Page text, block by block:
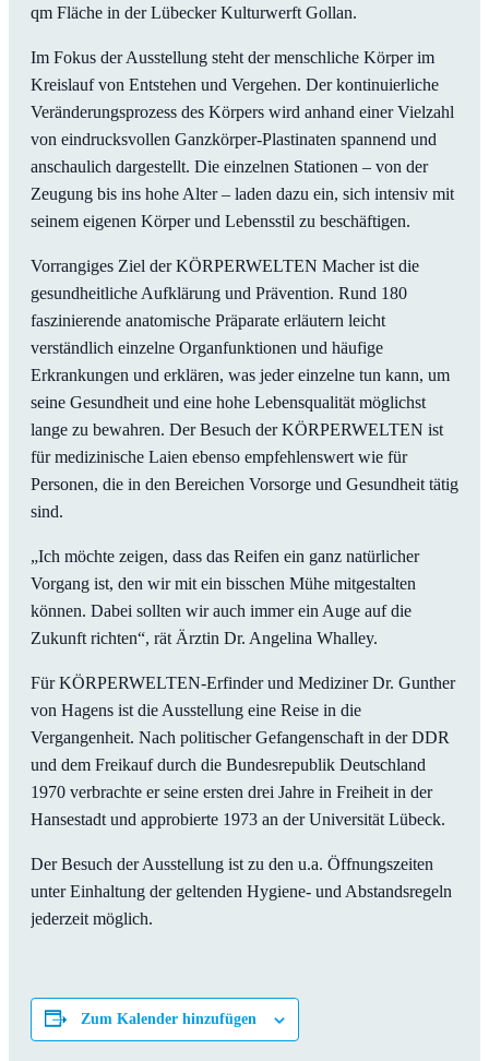
qm Fläche in der Lübecker Kulturwerft Gollan.
Im Fokus der Ausstellung steht der menschliche Körper im
Kreislauf von Entstehen und Vergehen. Der kontinuierliche
Veränderungsprozess des Körpers wird anhand einer Vielzahl
von eindrucksvollen Ganzkörper-Plastinaten spannend und
anschaulich dargestellt. Die einzelnen Stationen – von der
Zeugung bis ins hohe Alter – laden dazu ein, sich intensiv mit
seinem eigenen Körper und Lebensstil zu beschäftigen.
Vorrangiges Ziel der KÖRPERWELTEN Macher ist die
gesundheitliche Aufklärung und Prävention. Rund 180
faszinierende anatomische Präparate erläutern leicht
verständlich einzelne Organfunktionen und häufige
Erkrankungen und erklären, was jeder einzelne tun kann, um
seine Gesundheit und eine hohe Lebensqualität möglichst
lange zu bewahren. Der Besuch der KÖRPERWELTEN ist
für medizinische Laien ebenso empfehlenswert wie für
Personen, die in den Bereichen Vorsorge und Gesundheit tätig
sind.
„Ich möchte zeigen, dass das Reifen ein ganz natürlicher
Vorgang ist, den wir mit ein bisschen Mühe mitgestalten
können. Dabei sollten wir auch immer ein Auge auf die
Zukunft richten“, rät Ärztin Dr. Angelina Whalley.
Für KÖRPERWELTEN-Erfinder und Mediziner Dr. Gunther
von Hagens ist die Ausstellung eine Reise in die
Vergangenheit. Nach politischer Gefangenschaft in der DDR
und dem Freikauf durch die Bundesrepublik Deutschland
1970 verbrachte er seine ersten drei Jahre in Freiheit in der
Hansestadt und approbierte 1973 an der Universität Lübeck.
Der Besuch der Ausstellung ist zu den u.a. Öffnungszeiten
unter Einhaltung der geltenden Hygiene- und Abstandsregeln
jederzeit möglich.
Zum Kalender hinzufügen